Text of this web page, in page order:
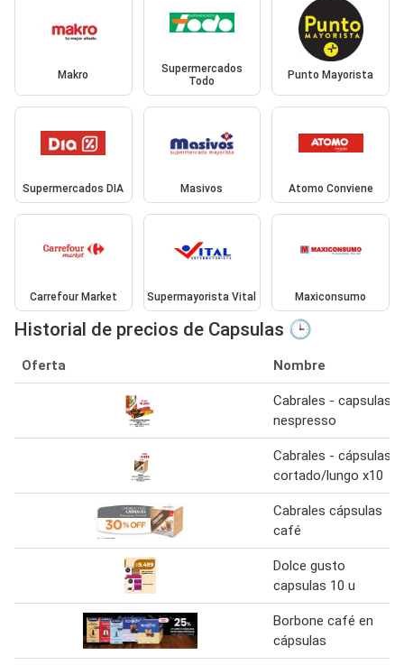
Makro
Supermercados
Todo
Punto Mayorista
Supermercados DIA Masivos Atomo Conviene
Carrefour Market Supermayorista Vital Maxiconsumo
Historial de precios de Capsulas 🕒
Oferta Nombre
Cabrales - capsulas
nespresso
Cabrales - cápsulas
cortado/lungo x10
Cabrales cápsulas
café
Dolce gusto
capsulas 10 u
Borbone café en
cápsulas